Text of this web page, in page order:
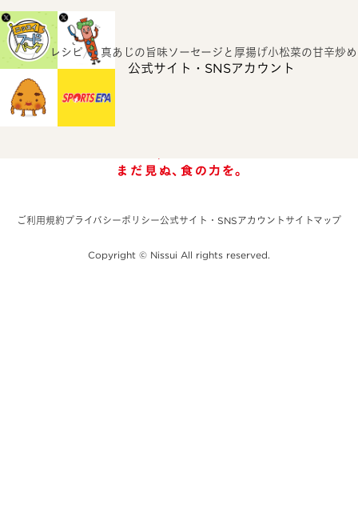
公式サイト・SNSアカウント
ホーム レシピ 真あじの旨味ソーセージと厚揚げ小松菜の甘辛炒め
ご利用規約プライバシーポリシー公式サイト・SNSアカウント サイトマップ
Copyright © Nissui All rights reserved.